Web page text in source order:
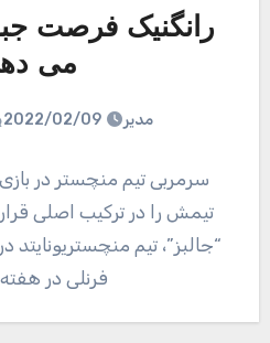
رانگنیک فرصت
می
مدیر 2022/02/09
سرمربی تیم منچستر در
تیمش را در ترکیب اصلی
“جالبز”، تیم
فرنلی در